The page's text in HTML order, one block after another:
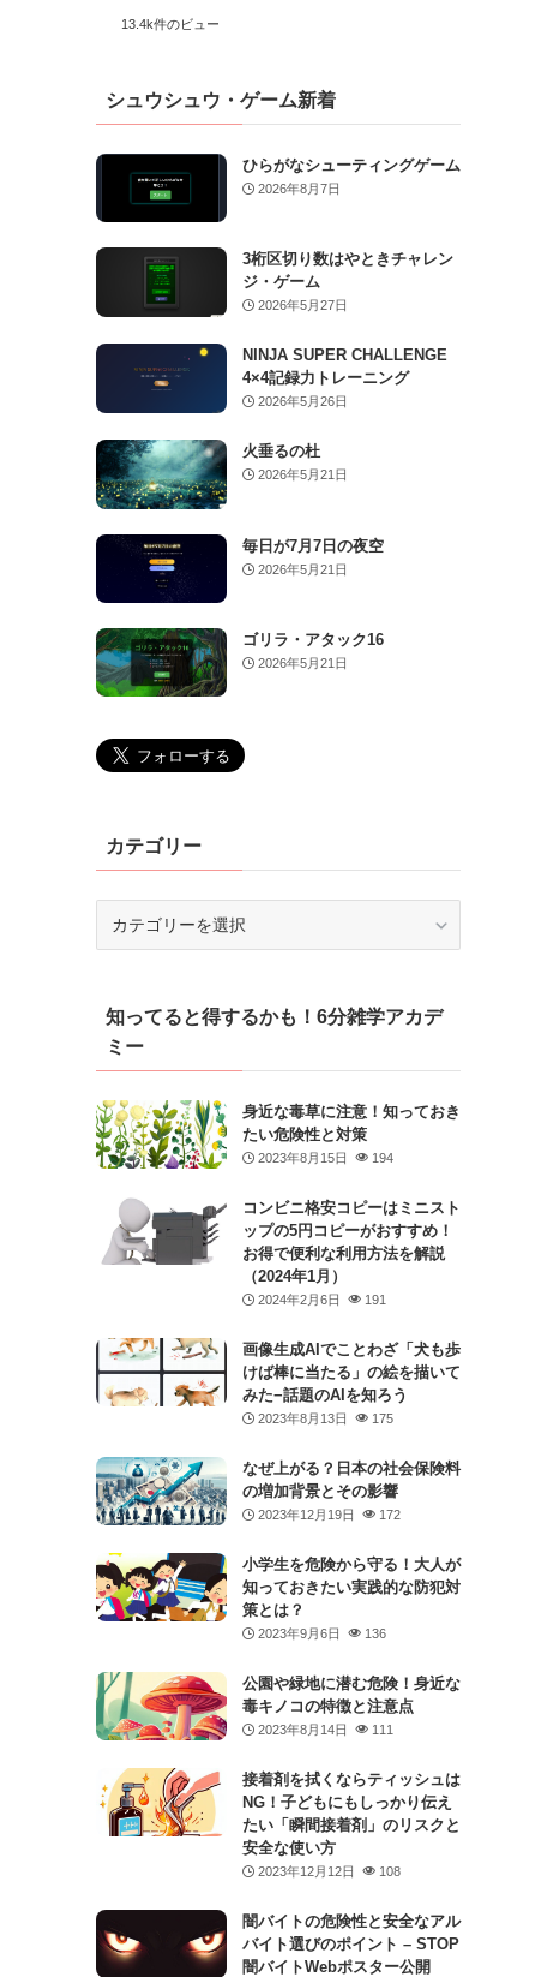
13.4k件のビュー
シュウシュウ・ゲーム新着
ひらがなシューティングゲーム
2026年8月7日
3桁区切り数はやときチャレン
ジ・ゲーム
2026年5月27日
NINJA SUPER CHALLENGE
4×4記録力トレーニング
2026年5月26日
火垂るの杜
2026年5月21日
毎日が7月7日の夜空
2026年5月21日
ゴリラ・アタック16
2026年5月21日
カテゴリー
ー知ってると得するかも！6分雑学アカデ
ミー
身近な毒草に注意！知っておき
たい危険性と対策
2023年8月15日 194
コンビニ格安コピーはミニスト
ップの5円コピーがおすすめ！
お得で便利な利用方法を解説
（2024年1月）
2024年2月6日 191
画像生成AIでことわざ「犬も歩
けば棒に当たる」の絵を描いて
みた−話題のAIを知ろう
2023年8月13日 175
なぜ上がる？日本の社会保険料
の増加背景とその影響
2023年12月19日 172
小学生を危険から守る！大人が
知っておきたい実践的な防犯対
策とは？
2023年9月6日 136
公園や緑地に潜む危険！身近な
毒キノコの特徴と注意点
2023年8月14日 111
接着剤を拭くならティッシュは
NG！子どもにもしっかり伝え
たい「瞬間接着剤」のリスクと
安全な使い方
2023年12月12日 108
闇バイトの危険性と安全なアル
バイト選びのポイント – STOP
闇バイトWebポスター公開